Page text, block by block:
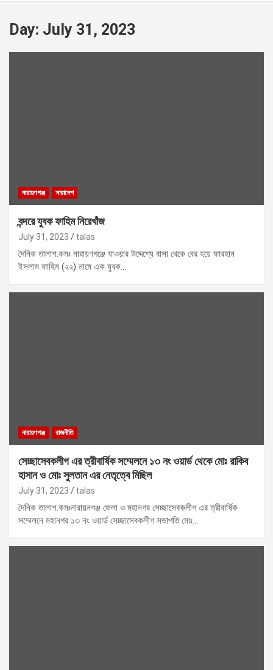
Day: July 31, 2023
নারায়ণগঞ্জ সারাদেশ
বন্দরে যুবক ফাহিম নিরেখাঁজ
July 31, 2023 talas
দৈনিক তালাশ.কমঃ নারায়ণগঞ্জে যাওয়ার উদ্দেশ্যে বাসা থেকে বের হয়ে ফারহান
ইসলাম ফাহিম (২২) নামে এক যুবক…
নারায়ণগঞ্জ রাজনীতি
সেচ্ছাসেবকলীগ এর ত্রীবার্ষিক সম্মেলনে ১৩ নং ওয়ার্ড থেকে মোঃ রাকিব
হাসান ও মোঃ সুলতান এর নেতৃত্বে মিছিল
July 31, 2023 talas
দৈনিক তালাশ.কমঃনারায়নগঞ্জ জেলা ও মহানগর সেচ্ছাসেবকলীগ এর ত্রীবার্ষিক
সম্মেলনে মহানগর ১৩ নং ওয়ার্ড সেচ্ছাসেবকলীগ সভাপতি মোঃ…